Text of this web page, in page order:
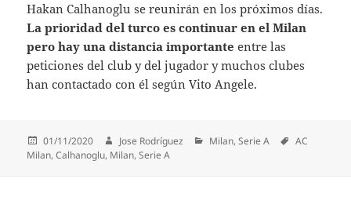
Hakan Calhanoglu se reunirán en los próximos días.
La prioridad del turco es continuar en el Milan
pero hay una distancia importante entre las
peticiones del club y del jugador y muchos clubes
han contactado con él según Vito Angele.
Publicado
el
01/11/2020 Autor
Jose Rodríguez Categorías
Milan,Serie A Etiquetas
AC
Milan,Calhanoglu, Milan,Serie A